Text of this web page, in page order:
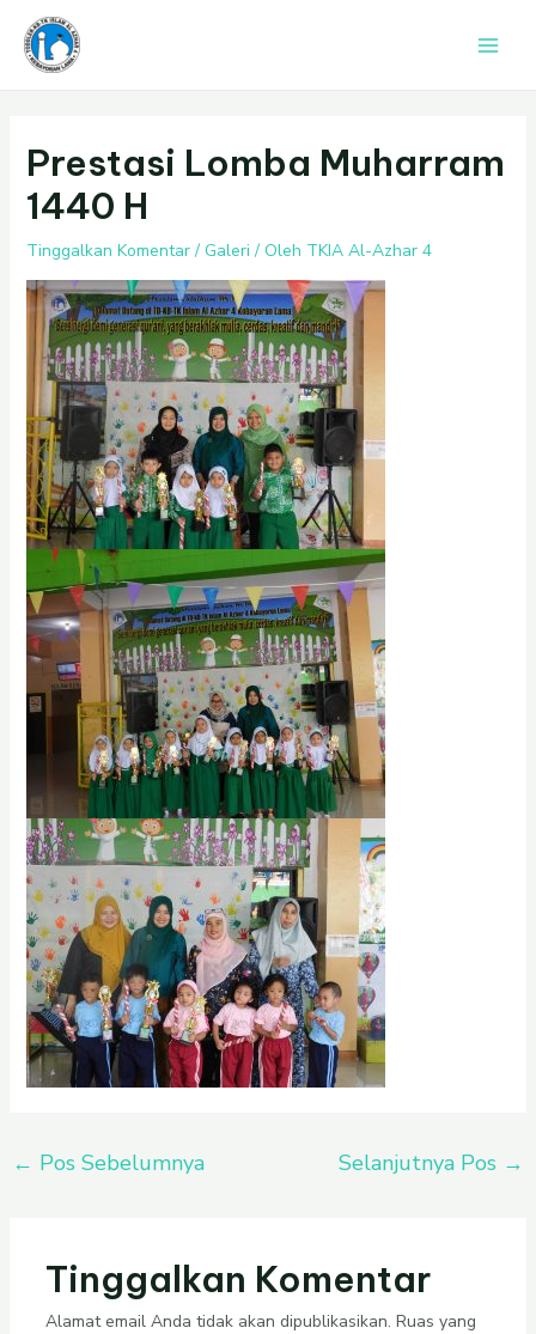
Lewati
konten
Prestasi Lomba Muharram
1440 H
Tinggalkan Komentar / Galeri / Oleh TKIA Al-Azhar 4
navigation
← Pos Sebelumnya Selanjutnya Pos →
Tinggalkan Komentar
Alamat email Anda tidak akan dipublikasikan. Ruas yang